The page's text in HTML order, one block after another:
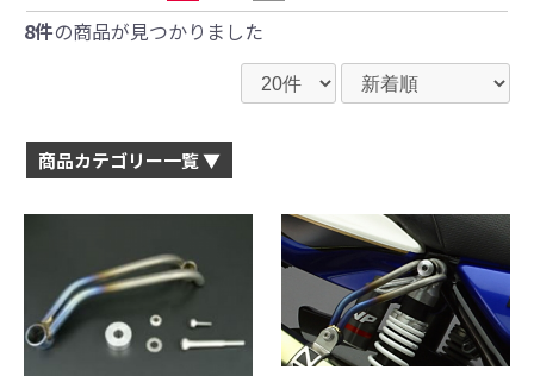
8件の商品が見つかりました
商品カテゴリー一覧